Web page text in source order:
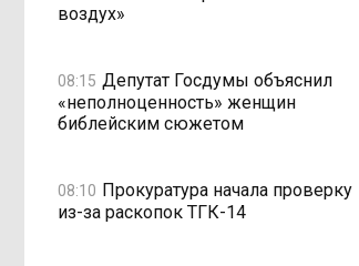
воздух»
08:15 Депутат Госдумы объяснил
«неполноценность» женщин
библейским сюжетом
08:10 Прокуратура начала проверку
из-за раскопок ТГК-14